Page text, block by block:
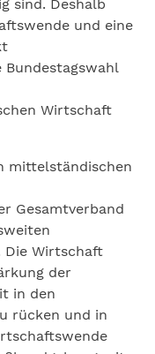
sind. Deshalb
und eine
Bundestagswahl
Wirtschaft
mittelständischen
Gesamtverband
Die Wirtschaft
der
in den
rücken und in